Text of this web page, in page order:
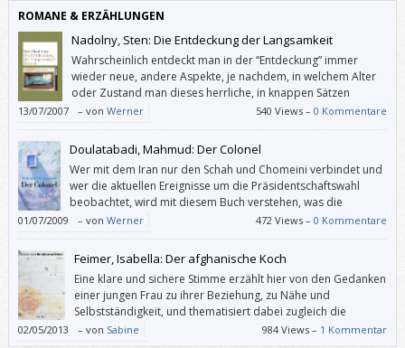
ROMANE & ERZÄHLUNGEN
Nadolny, Sten: Die Entdeckung der Langsamkeit
Wahrscheinlich entdeckt man in der “Entdeckung” immer
wieder neue, andere Aspekte, je nachdem, in welchem Alter
oder Zustand man dieses herrliche, in knappen Sätzen
geschriebene Buch liest. Und das ist das Schöne an großer
Kunst: Sie scheint für jede/n einzelne/n und für jedes Alter speziell
geschaffen zu sein.
13/07/2007 – von Werner 540 Views –0 Kommentare
Doulatabadi, Mahmud: Der Colonel
Wer mit dem Iran nur den Schah und Chomeini verbindet und
wer die aktuellen Ereignisse um die Präsidentschaftswahl
beobachtet, wird mit diesem Buch verstehen, was die
Menschen bewegt, bei Lebensgefahr gegen das Wahlergebnis
zu protestieren.
01/07/2009 – von Werner 472 Views –0 Kommentare
Feimer, Isabella: Der afghanische Koch
Eine klare und sichere Stimme erzählt hier von den Gedanken
einer jungen Frau zu ihrer Beziehung, zu Nähe und
Selbstständigkeit, und thematisiert dabei zugleich die
Schwierigkeit, einer Geschichte gerecht zu werden.
02/05/2013 – von Sabine 984 Views – 1 Kommentar